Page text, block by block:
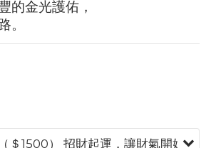
的金光護佑，
。